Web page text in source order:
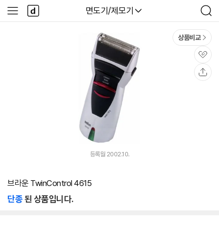
다나와
면도기/제모기
검
색
사
이
다
나
와
상품비교
관
심
등록월 2002.10.
브라운 TwinControl 4615
단종된 상품입니다.